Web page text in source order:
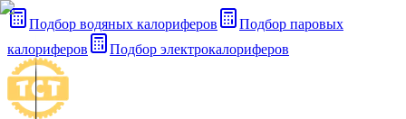
Подбор водяных калориферов
Подбор паровых
калориферов
Подбор электрокалориферов